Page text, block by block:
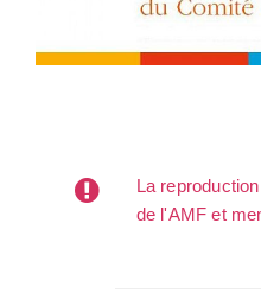
La
de l'AMF et